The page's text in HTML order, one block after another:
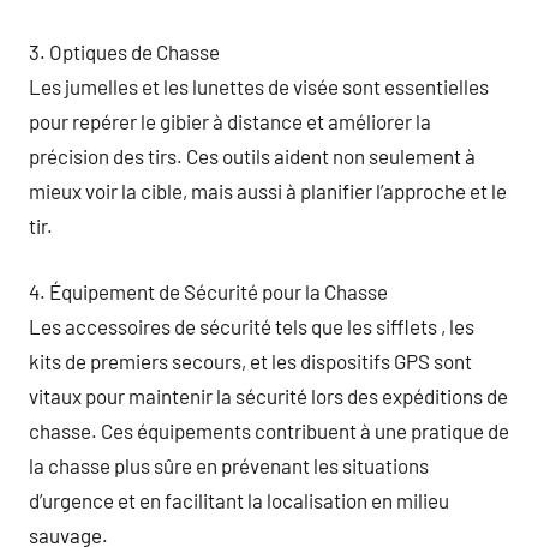
3. Optiques de Chasse
Les jumelles et les lunettes de visée sont essentielles
pour repérer le gibier à distance et améliorer la
précision des tirs. Ces outils aident non seulement à
mieux voir la cible, mais aussi à planifier l’approche et le
tir.
4. Équipement de Sécurité pour la Chasse
Les accessoires de sécurité tels que les sifflets , les
kits de premiers secours, et les dispositifs GPS sont
vitaux pour maintenir la sécurité lors des expéditions de
chasse. Ces équipements contribuent à une pratique de
la chasse plus sûre en prévenant les situations
d’urgence et en facilitant la localisation en milieu
sauvage.